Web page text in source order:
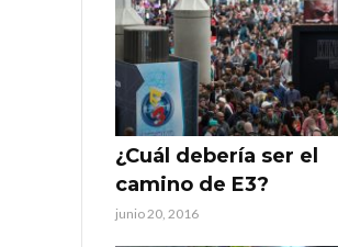
¿Cuál debería ser el
camino de E3?
junio 20, 2016